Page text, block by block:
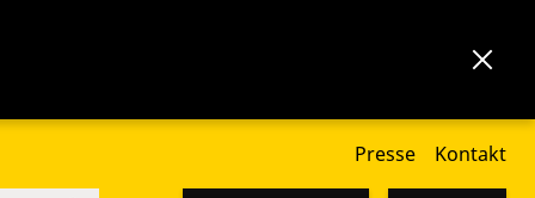
Presse Kontakt